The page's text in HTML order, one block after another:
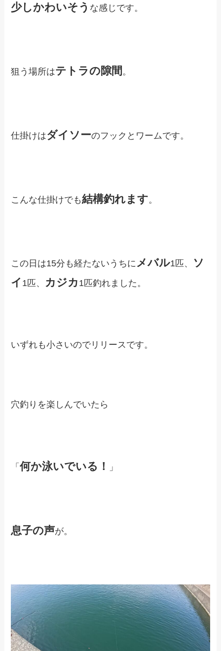
少しかわいそう な感じです。
狙う場所はテトラの隙間 。
仕掛けはダイソーのフックとワームです。
こんな仕掛けでも結構釣れます。
この日は15分も経たないうちにメバル1匹、 ソ
イ 1匹、 カジカ 1匹釣れました。
いずれも小さいのでリリースです。
穴釣りを楽しんでいたら
「何か泳いでいる！ 」
息子の声が。